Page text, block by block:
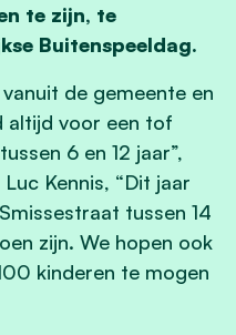
te zijn, te
Buitenspeeldag.
de gemeente en
altijd voor een tof
6 en 12 jaar”,
Kennis, “Dit jaar
tussen 14
zijn. We hopen ook
kinderen te mogen